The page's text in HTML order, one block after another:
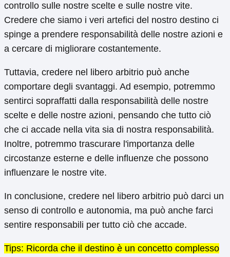
controllo sulle nostre scelte e sulle nostre vite.
Credere che siamo i veri artefici del nostro destino ci
spinge a prendere responsabilità delle nostre azioni e
a cercare di migliorare costantemente.
Tuttavia, credere nel libero arbitrio può anche
comportare degli svantaggi. Ad esempio, potremmo
sentirci sopraffatti dalla responsabilità delle nostre
scelte e delle nostre azioni, pensando che tutto ciò
che ci accade nella vita sia di nostra responsabilità.
Inoltre, potremmo trascurare l'importanza delle
circostanze esterne e delle influenze che possono
influenzare le nostre vite.
In conclusione, credere nel libero arbitrio può darci un
senso di controllo e autonomia, ma può anche farci
sentire responsabili per tutto ciò che accade.
Tips: Ricorda che il destino è un concetto complesso